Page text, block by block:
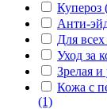
Купероз
Анти-
Для
Уход за
Зрелая и
Кожа с
(1)